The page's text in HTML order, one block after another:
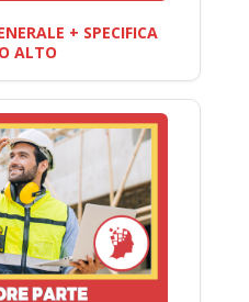
+ SPECIFICA
ALTO